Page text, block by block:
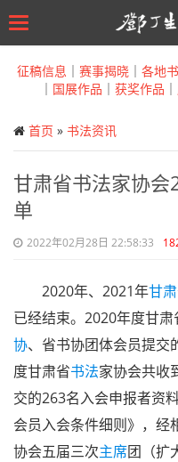
to
Toggle
征稿信息 ｜ 赛事揭晓 ｜ 各地
｜ 国展作品 ｜ 获奖作品 ｜
首页 » 书法资讯
甘肃省书法家协
单
2022年02月28日 22:58:33
2020年、2021年甘
已经结束。2020年度甘肃
协、省书协团体会员提交
度甘肃省书法家协会共收
交的263名入会申报者资
会员入会条件细则》，经
协会五届三次主席团（扩